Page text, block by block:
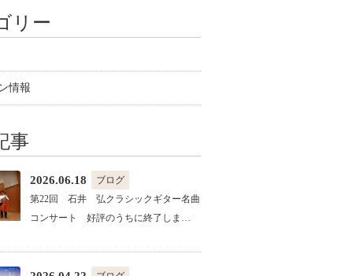
リー
情報
事
2026.06.18
ブログ
第22回 石井 弘クラシックギター名曲
コンサート 好評のうちに終了しま…